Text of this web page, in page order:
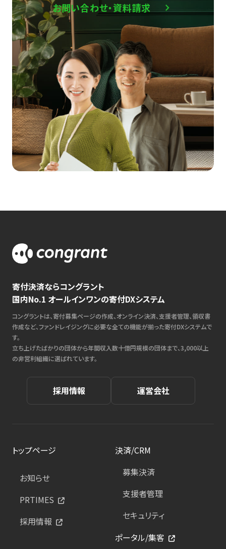
お問い合わせ・資料請求
寄付決済ならコングラント
国内No.1 オールインワンの寄付DXシステム
コングラントは、寄付募集ページの作成、オンライン決済、支援者管理、領収書
作成など、ファンドレイジングに必要な全ての機能が揃った寄付DXシステムで
す。
立ち上げたばかりの団体から年間収入数十億円規模の団体まで、3,000以上
の非営利組織に選ばれています。
採用情報 運営会社
トップページ
お知らせ
PRTIMES
採用情報
決済/CRM
募集決済
支援者管理
セキュリティ
ポータル/集客